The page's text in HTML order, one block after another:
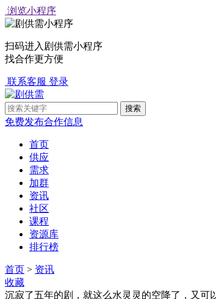
浏览小程序
扫码进入剧供需小程序
找合作更方便
联系客服 登录
免费发布合作信息
首页
供应
需求
加群
资讯
社区
课程
资源库
排行榜
首页 > 资讯
收藏
沉寂了五年的剧，就这么水灵灵的空降了，又可